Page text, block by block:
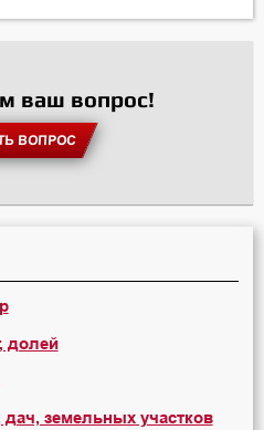
ваш вопрос!
ВОПРОС
долей
земельных участков